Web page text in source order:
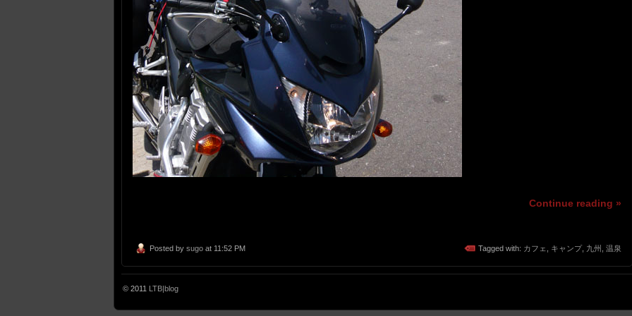
Continue reading »
Posted by sugo at 11:52 PM Tagged with: カフェ キャンプ, 九州 温泉
© 2011 LTB|blog